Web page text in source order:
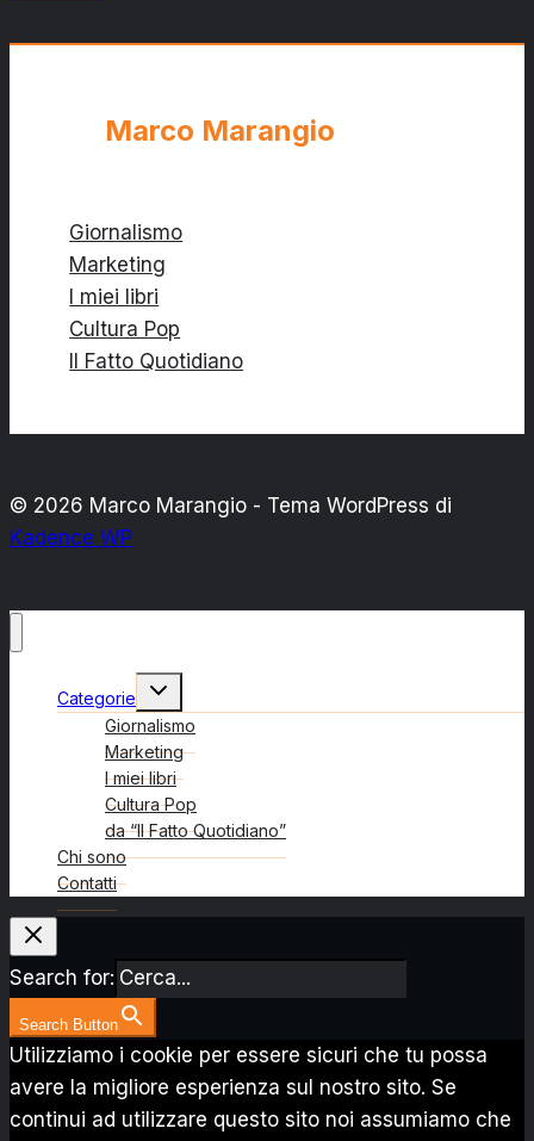
Marco Marangio
Giornalismo
Marketing
I miei libri
Cultura Pop
Il Fatto Quotidiano
© 2026 Marco Marangio - Tema WordPress di
Kadence WP
Categorie
Alterna
figlio
Giornalismo
Marketing
I miei libri
Cultura Pop
da “Il Fatto Quotidiano”
Chi sono
Contatti
Search for:
Search Button
Utilizziamo i cookie per essere sicuri che tu possa
avere la migliore esperienza sul nostro sito. Se
continui ad utilizzare questo sito noi assumiamo che